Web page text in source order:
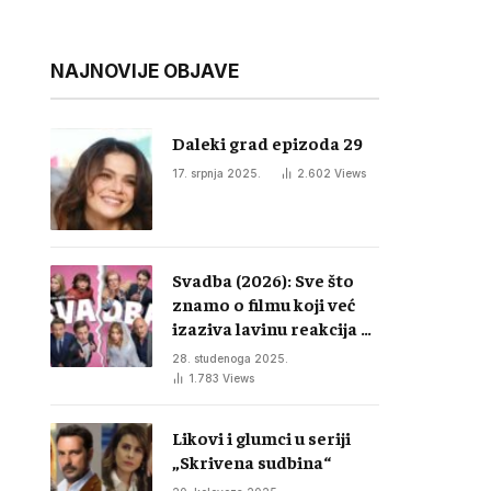
NAJNOVIJE OBJAVE
Daleki grad epizoda 29
17. srpnja 2025. 2.602 Views
Svadba (2026): Sve što
znamo o filmu koji već
izaziva lavinu reakcija u
regiji
28. studenoga 2025.
1.783 Views
Likovi i glumci u seriji
„Skrivena sudbina“